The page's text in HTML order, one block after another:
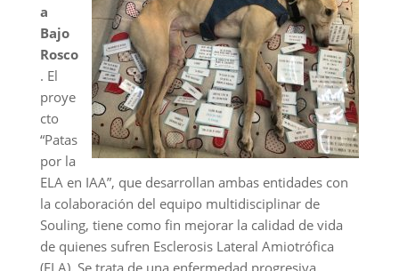
a
Bajo
Rosco
. El
proye
cto
“Patas
por la
ELA en IAA”, que desarrollan ambas entidades con
la colaboración del equipo multidisciplinar de
Souling, tiene como fin mejorar la calidad de vida
de quienes sufren Esclerosis Lateral Amiotrófica
(ELA). Se trata de una enfermedad progresiva,